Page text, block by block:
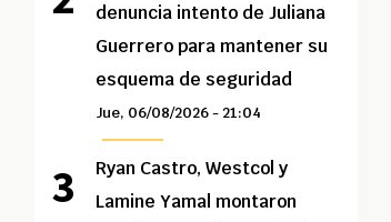
denuncia intento de Juliana
Guerrero para mantener su
esquema de seguridad
Jue, 06/08/2026 - 21:04
Ryan Castro, Westcol y
Lamine Yamal montaron